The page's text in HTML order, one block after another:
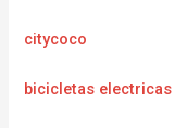
citycoco
bicicletas electricas